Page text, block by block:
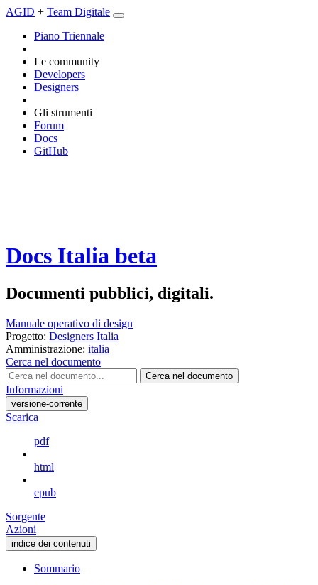
AGID + Team Digitale
Piano Triennale
Le community
Developers
Designers
Gli strumenti
Forum
Docs
GitHub
Docs Italia beta
Documenti pubblici, digitali.
Manuale operativo di design
Progetto: Designers Italia
Amministrazione: italia
Cerca nel documento
Cerca nel documento
Informazioni
versione-corrente
Scarica
pdf
html
epub
Sorgente
Azioni
indice dei contenuti
Sommario